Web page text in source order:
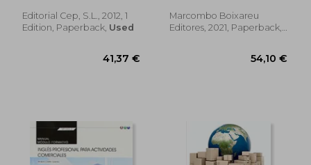
47,69 €
Transversal).
Certificados de
Profesionalidad) (in
Editorial Cep, S.L., 2012, 1
Edition, Paperback, Used
Marcombo Boixareu
Editores, 2021, Paperback,